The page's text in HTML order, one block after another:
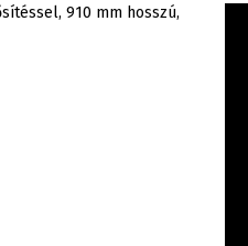
910 mm hosszú,